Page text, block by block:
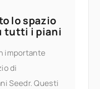
lo spazio
tutti i piani
importante
di
Seedr. Questi